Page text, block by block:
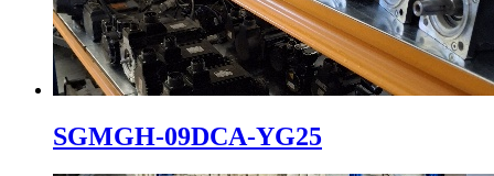
SGMGH-09DCA-YG25